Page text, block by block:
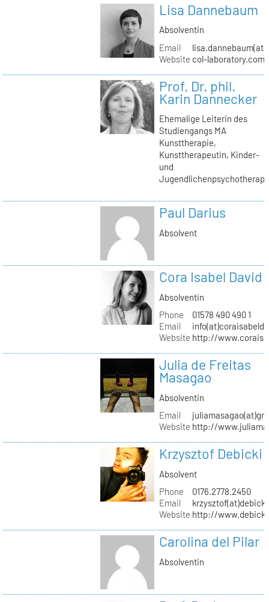
Lisa Dannebaum
Absolventin
Email
Website col-laboratory.com
Prof. Dr. phil.
Karin Dannecker
Ehemalige Leiterin des
Studiengangs MA
Kunsttherapie,
Kunsttherapeutin, Kinder-
und
Paul Darius
Absolvent
Cora Isabel David
Absolventin
Phone
01578 490 490 1
Email
Website http://
Julia de Freitas
Masagao
Absolventin
Email
Website http://
Krzysztof Debicki
Absolvent
Phone
0176.2778.2450
Email
Website http://
Carolina del Pilar
Absolventin